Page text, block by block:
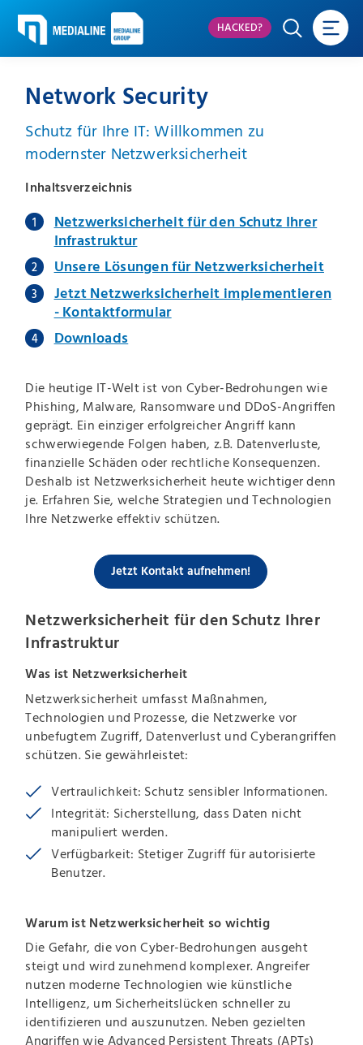
HACKED?
Network Security
Schutz für Ihre IT: Willkommen zu
modernster Netzwerksicherheit
Inhaltsverzeichnis
Netzwerksicherheit für den Schutz Ihrer
Infrastruktur
Unsere Lösungen für Netzwerksicherheit
Jetzt Netzwerksicherheit implementieren
- Kontaktformular
Downloads
Die heutige IT-Welt ist von Cyber-Bedrohungen wie
Phishing, Malware, Ransomware und DDoS-Angriffen
geprägt. Ein einziger erfolgreicher Angriff kann
schwerwiegende Folgen haben, z.B. Datenverluste,
finanzielle Schäden oder rechtliche Konsequenzen.
Deshalb ist Netzwerksicherheit heute wichtiger denn
je. Erfahren Sie, welche Strategien und Technologien
Ihre Netzwerke effektiv schützen.
Jetzt Kontakt aufnehmen!
Netzwerksicherheit für den Schutz Ihrer
Infrastruktur
Was ist Netzwerksicherheit
Netzwerksicherheit umfasst Maßnahmen,
Technologien und Prozesse, die Netzwerke vor
unbefugtem Zugriff, Datenverlust und Cyberangriffen
schützen. Sie gewährleistet:
Vertraulichkeit: Schutz sensibler Informationen.
Integrität: Sicherstellung, dass Daten nicht
manipuliert werden.
Verfügbarkeit: Stetiger Zugriff für autorisierte
Benutzer.
Warum ist Netzwerksicherheit so wichtig
Die Gefahr, die von Cyber-Bedrohungen ausgeht
steigt und wird zunehmend komplexer. Angreifer
nutzen moderne Technologien wie künstliche
Intelligenz, um Sicherheitslücken schneller zu
identifizieren und auszunutzen. Neben gezielten
Angriffen wie Advanced Persistent Threats (APTs)